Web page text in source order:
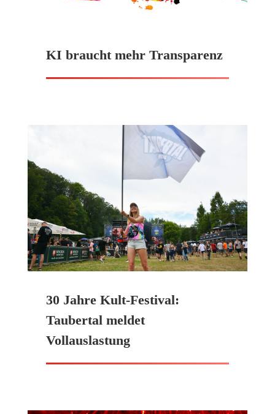
KI braucht mehr Transparenz
30 Jahre Kult-Festival:
Taubertal meldet
Vollauslastung